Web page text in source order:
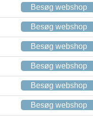
Besøg webshop
Besøg webshop
Besøg webshop
Besøg webshop
Besøg webshop
Besøg webshop